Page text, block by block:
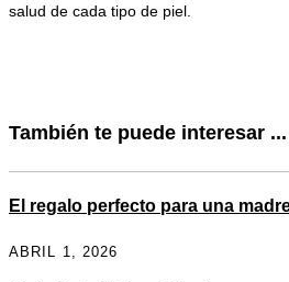
salud de cada tipo de piel.
También te puede interesar ...
El regalo perfecto para una
ABRIL 1, 2026